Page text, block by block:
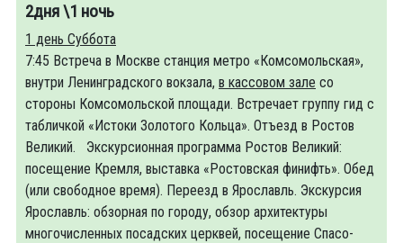
2дня \1 ночь
1 день Суббота
7:45 Встреча в Москве станция метро «Комсомольская»,
внутри Ленинградского вокзала, в кассовом зале со
стороны Комсомольской площади. Встречает группу гид с
табличкой «Истоки Золотого Кольца». Отъезд в Ростов
Великий. Экскурсионная программа Ростов Великий:
посещение Кремля, выставка «Ростовская финифть». Обед
(или свободное время). Переезд в Ярославль. Экскурсия
Ярославль: обзорная по городу, обзор архитектуры
многочисленных посадских церквей, посещение Спасо-